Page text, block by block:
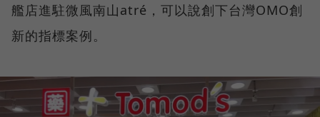
艦店進駐微風南山atré，可以說創下台灣OMO創
新的指標案例。